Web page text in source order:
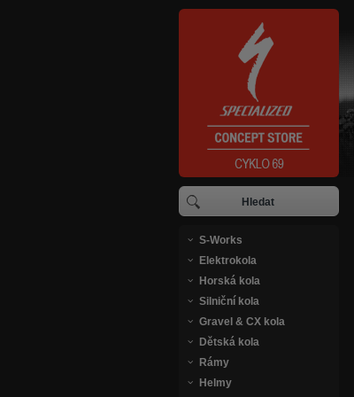
S-Works
Elektrokola
Horská kola
Silniční kola
Gravel & CX kola
Dětská kola
Rámy
Helmy